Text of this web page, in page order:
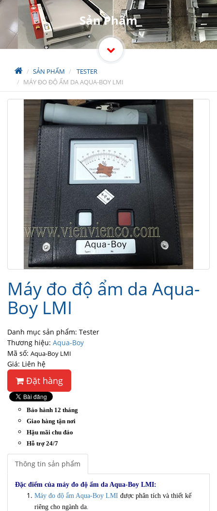
SẢN PHẨM
TESTER
MÁY ĐO ĐỘ ẨM DA AQUA-BOY LMI
Sản Phẩm
Máy đo độ ẩm da Aqua-
Boy LMI
Danh mục sản phẩm: Tester
Thương hiệu: Aqua-Boy
Mã số: Aqua-Boy LMI
Giá: Liên hệ
Đặt hàng
Bảo hành 12 tháng
Giao hàng tận nơi
Hậu mãi chu đáo
Hỗ trợ 24/7
Thông tin sản phẩm
Đặc điểm của máy đo độ ẩm da Aqua-Boy LMI:
Máy đo độ ẩm Aqua-Boy LMI được phân tích và thiết kế
riêng cho ngành da.